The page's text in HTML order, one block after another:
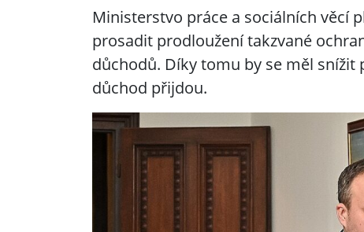
Ministerstvo práce a sociálních věcí
prosadit prodloužení takzvané
důchodů. Díky tomu by se měl
důchod přijdou.